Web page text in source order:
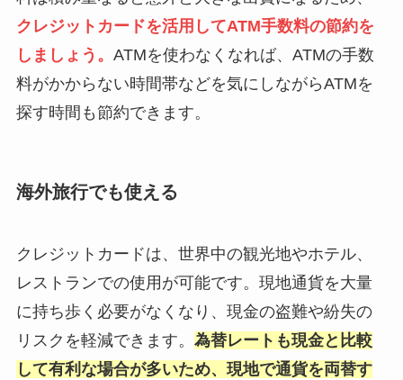
クレジットカードを活用してATM手数料の節約を
しましょう。 ATMを使わなくなれば、ATMの手数
料がかからない時間帯などを気にしながらATMを
探す時間も節約できます。
海外旅行でも使える
クレジットカードは、世界中の観光地やホテル、
レストランでの使用が可能です。現地通貨を大量
に持ち歩く必要がなくなり、現金の盗難や紛失の
リスクを軽減できます。 為替レートも現金と比較
して有利な場合が多いため、現地で通貨を両替す